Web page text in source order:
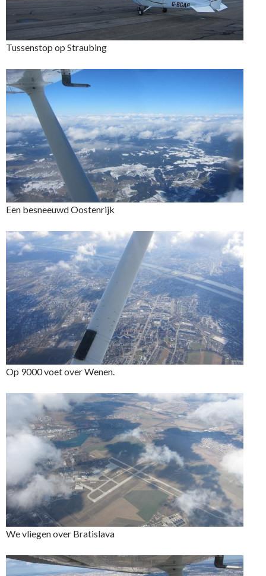
Tussenstop op Straubing
Een besneeuwd Oostenrijk
Op 9000 voet over Wenen.
We vliegen over Bratislava